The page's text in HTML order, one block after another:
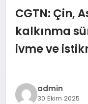
SPOR & FITNESS
CGTN: Çin,
kalkınma
ivme ve
admin
30 Ekim 2025